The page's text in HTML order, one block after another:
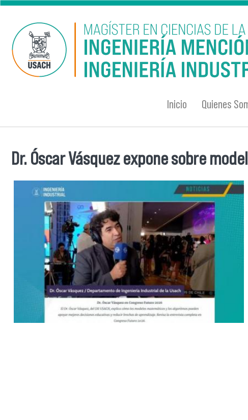
Pasar al contenido principal
Inicio Quienes
Se encuentra usted aquí
Dr. Óscar Vásquez expone sobre